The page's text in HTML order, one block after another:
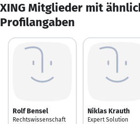
XING Mitglieder mit
Profilangaben
Rolf Bensel
Rechtswissenschaft
Niklas Krauth
Expert Solution